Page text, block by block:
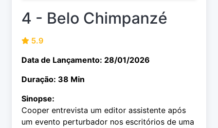
4 - Belo Chimpanzé
5.9
Data de Lançamento: 28/01/2026
Duração: 38 Min
Sinopse:
Cooper entrevista um editor assistente após
um evento perturbador nos escritórios de uma